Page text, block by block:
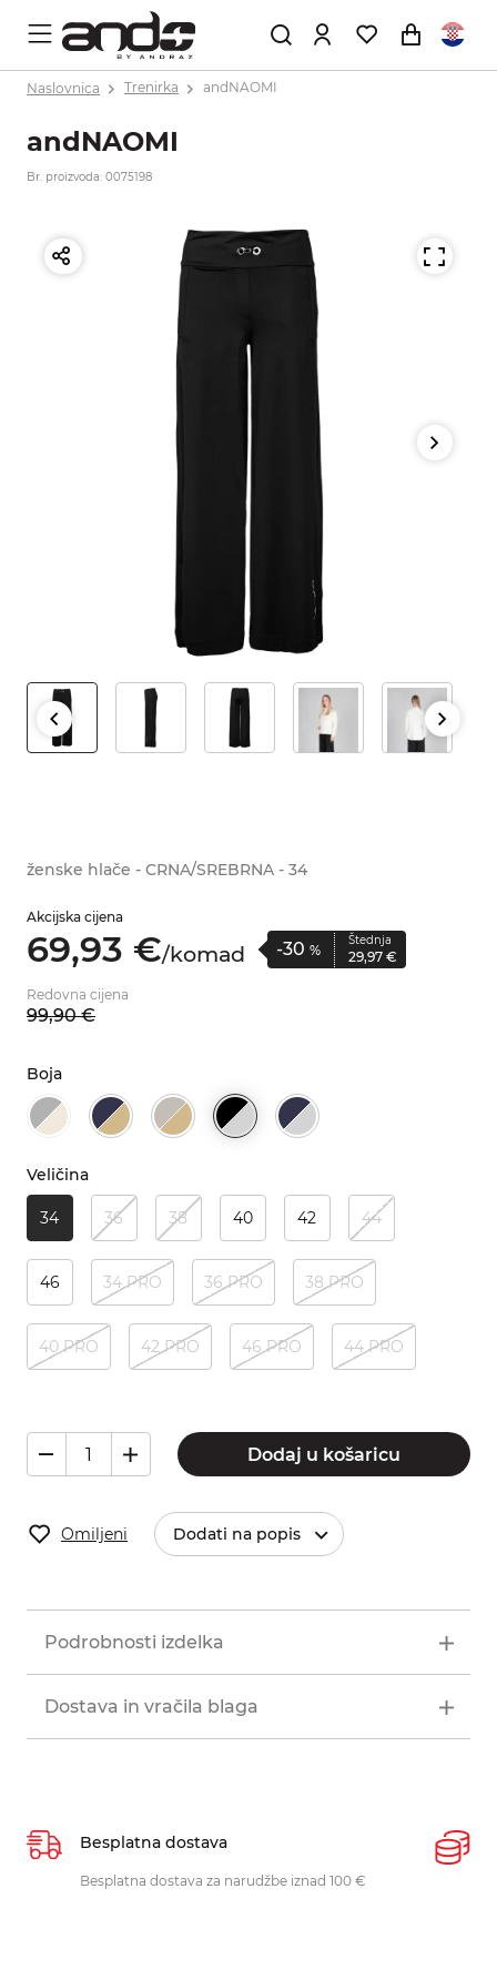
Naslovnica Trenirka andNAOMI
andNAOMI
Br. proizvoda: 0075198
ženske hlače - CRNA/SREBRNA - 34
Akcijska cijena
69,93 €/komad -30 %
Štednja
29,97 €
Redovna cijena
99,90 €
Boja
Veličina
34 36 38 40 42 44
46 34 PRO 36 PRO 38 PRO
40 PRO 42 PRO 46 PRO 44 PRO
Dodaj u košaricu
Omiljeni Dodati na popis
Podrobnosti izdelka
Dostava in vračila blaga
Besplatna dostava
Besplatna dostava za narudžbe iznad 100 €